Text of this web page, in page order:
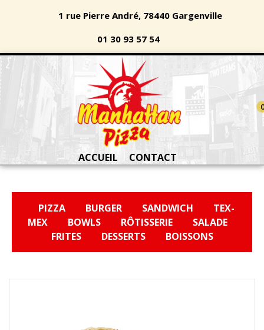
1 rue Pierre André, 78440 Gargenville
01 30 93 57 54
0
ACCUEIL CONTACT
PIZZA BURGER SANDWICH
TEX-
MEX
BOWLS RÔTISSERIE
SALADE
FRITES
DESSERTS BOISSONS